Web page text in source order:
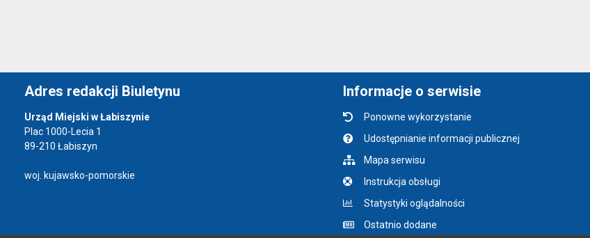
Adres redakcji Biuletynu
Urząd Miejski w Łabiszynie
Plac 1000-Lecia 1
89-210 Łabiszyn
woj. kujawsko-pomorskie
Informacje o serwisie
Ponowne wykorzystanie
Udostępnianie informacji publicznej
Mapa serwisu
Instrukcja obsługi
Statystyki oglądalności
Ostatnio dodane